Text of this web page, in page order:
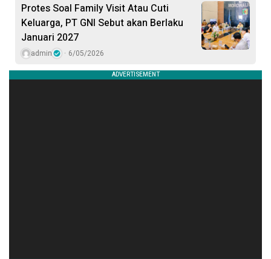
Protes Soal Family Visit Atau Cuti
Keluarga, PT GNI Sebut akan Berlaku
Januari 2027
admin 6/05/2026